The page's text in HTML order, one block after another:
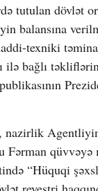
tutulan dövlət
balansına
texniki
ilə bağlı
nazirlik
Fərman
“Hüquqi